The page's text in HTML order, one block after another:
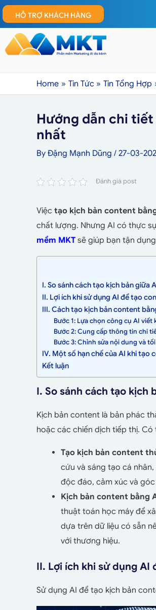
HỖ TRỢ KHÁCH HÀNG
Home Tin Tức Tin Tổng Hợp
Hướng dẫn chi
nhất
By Đặng Mạnh Dũng / 27-03-
Đánh giá post
Việc tạo kịch bản content
chất lượng. Nhưng AI có thực
mềm MKT sẽ giúp bạn tận
I. So sánh cách tạo kịch bản giữa
II. Lợi ích khi sử dụng AI để tạo
III. Cách tạo kịch bản content
Bước 1: Lựa chọn công cụ AI viết
Bước 2: Cung cấp thông tin chi
Bước 3: Chỉnh sửa nội dung và
IV. Một số hạn chế của AI khi tạo
Kết luận
I. So sánh cách tạo kịch
Kịch bản content là bản phác
hoặc các chiến dịch tiếp thị.
Tạo kịch bản content
cứu và sáng tạo cá
độc đáo, cảm xúc và góc
Kịch bản content bằng
thuật toán học máy để
dựa trên dữ liệu có sẵn
với thương hiệu.
II. Lợi ích khi sử dụng AI
Sử dụng AI để tạo kịch bản